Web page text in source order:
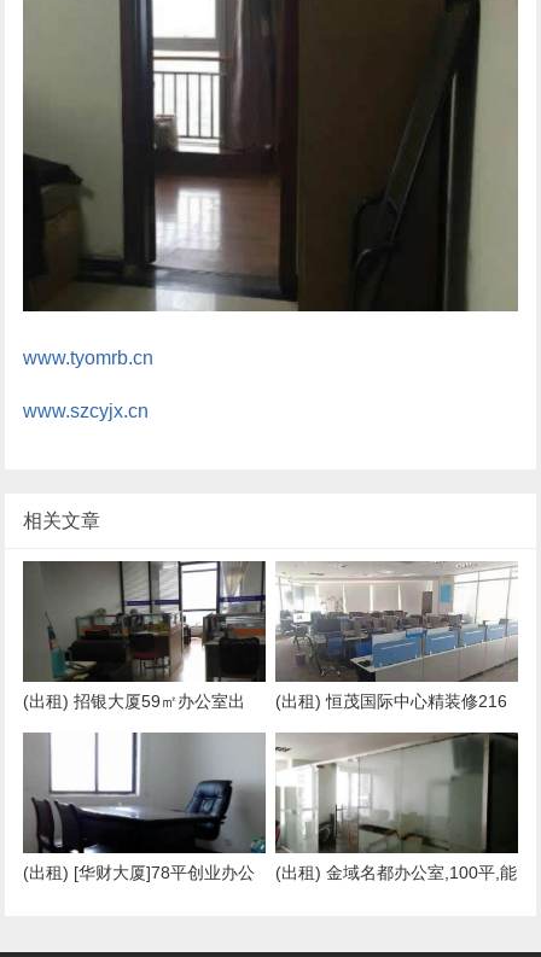
www.tyomrb.cn
www.szcyjx.cn
相关文章
(出租) 招银大厦59㎡办公室出
(出租) 恒茂国际中心精装修216
平，三个办公室+前台
(出租) [华财大厦]78平创业办公
(出租) 金域名都办公室,100平,能